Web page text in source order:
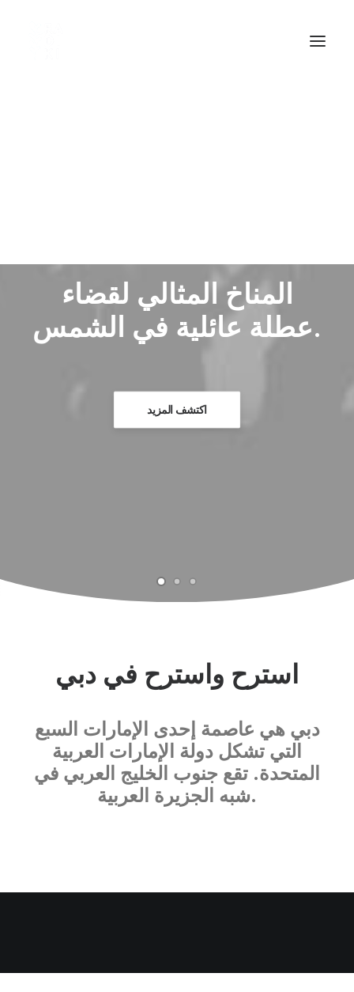
المناخ المثالي لقضاء
عطلة عائلية في الشمس.
اكتشف المزيد
استرح واسترح في دبي
دبي هي عاصمة إحدى الإمارات السبع
التي تشكل دولة الإمارات العربية
المتحدة. تقع جنوب الخليج العربي في
شبه الجزيرة العربية.